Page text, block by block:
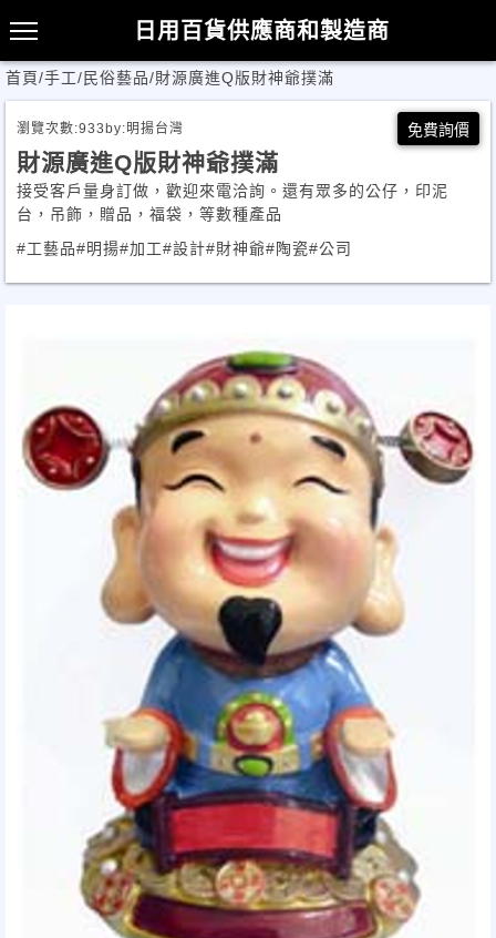
日用百貨供應商和製造商
首頁/手工/民俗藝品/財源廣進Q版財神爺撲滿
瀏覽次數:933 by:明揚台灣 免費詢價
財源廣進Q版財神爺撲滿
接受客戶量身訂做，歡迎來電洽詢。還有眾多的公仔，印泥
台，吊飾，贈品，福袋，等數種產品
#工藝品#明揚#加工#設計#財神爺#陶瓷#公司